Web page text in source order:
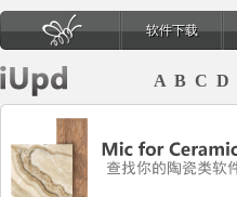
页
软件下载
A B C D